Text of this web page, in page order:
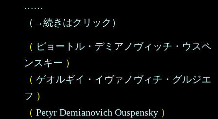
……
（→続きはクリック）
（ ピョートル・デミアノヴィッチ・ウスペ
ンスキー ）
（ ゲオルギイ・イヴァノヴィチ・グルジエ
フ ）
（ Petyr Demianovich Ouspensky ）